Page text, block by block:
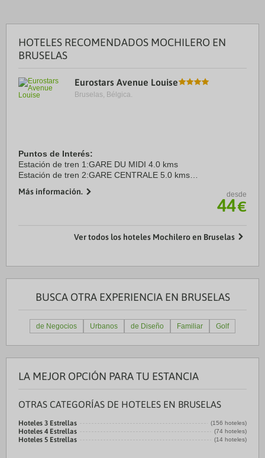
HOTELES RECOMENDADOS MOCHILERO EN
BRUSELAS
Eurostars Avenue Louise
Bruselas, Bélgica.
Puntos de Interés:
Estación de tren 1:GARE DU MIDI 4.0 kms
Estación de tren 2:GARE CENTRALE 5.0 kms
17.0 kms
Más información. desde
44€
Ver todos los hoteles Mochilero en Bruselas
BUSCA OTRA EXPERIENCIA EN BRUSELAS
de Negocios Urbanos de Diseño Familiar Golf
LA MEJOR OPCIÓN PARA TU ESTANCIA
OTRAS CATEGORÍAS DE HOTELES EN BRUSELAS
Hoteles 3 Estrellas (156 hoteles)
Hoteles 4 Estrellas (74 hoteles)
Hoteles 5 Estrellas (14 hoteles)